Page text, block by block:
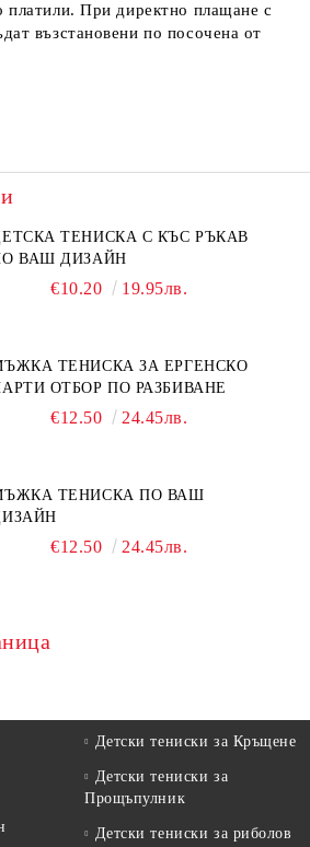
платили. При директно плащане с
възстановени по посочена от
ТЕНИСКА С КЪС РЪКАВ
ВАШ ДИЗАЙН
€10.20 19.95лв.
ТЕНИСКА ЗА ЕРГЕНСКО
ОТБОР ПО РАЗБИВАНЕ
€12.50 24.45лв.
ТЕНИСКА ПО ВАШ
€12.50 24.45лв.
Детски тениски за Кръщене
Детски тениски за
Прощъпулник
Детски тениски за риболов